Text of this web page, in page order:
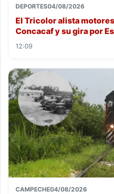
DEPORTES04/08/2026
El Tricolor alista
Concacaf y su gira por
12:09
CAMPECHE04/08/2026